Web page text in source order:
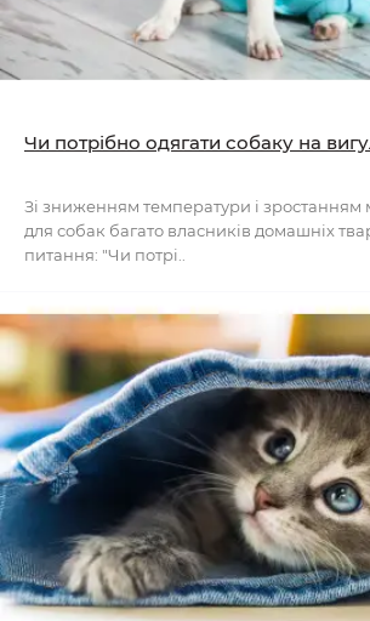
Чи потрібно одягати собаку на
Зі зниженням температури і зростанням
для собак багато власників домашніх
питання: "Чи потрі..